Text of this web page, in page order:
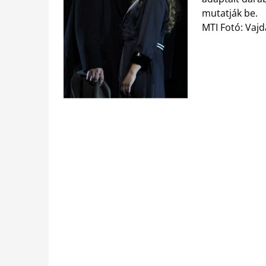
mutatják be.
MTI Fotó: